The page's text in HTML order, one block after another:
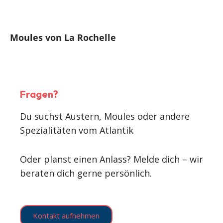
Moules von La Rochelle
Fragen?
Du suchst Austern, Moules oder andere
Spezialitäten vom Atlantik
Oder planst einen Anlass? Melde dich – wir
beraten dich gerne persönlich.
Kontakt aufnehmen